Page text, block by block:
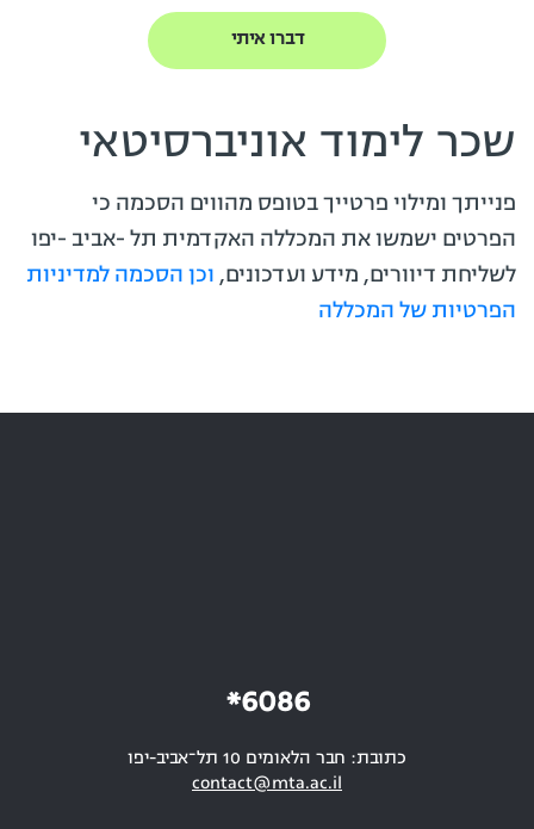
שכר לימוד אוניברסיטאי
פנייתך ומילוי פרטייך בטופס מהווים הסכמה כי
הפרטים ישמשו את המכללה האקדמית תל -אביב -יפו
לשליחת דיוורים, מידע ועדכונים, וכן הסכמה למדיניות
הפרטיות של המכללה
6086*
כתובת: חבר הלאומים 10 תל־אביב-יפו
contact@mta.ac.il